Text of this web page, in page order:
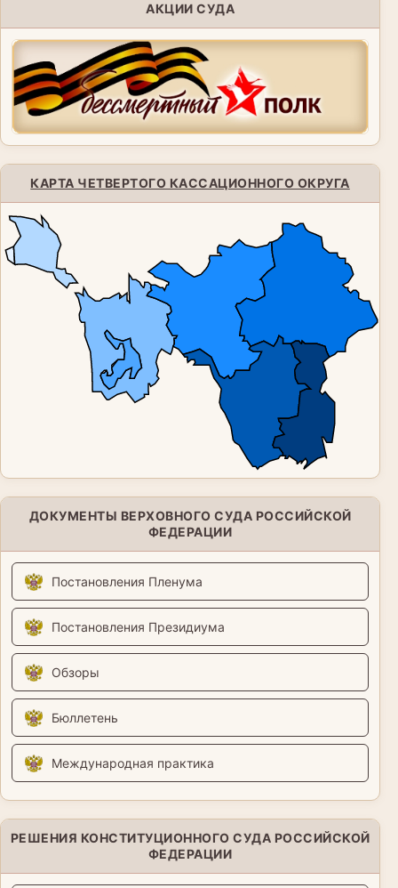
АКЦИИ СУДА
КАРТА ЧЕТВЕРТОГО КАССАЦИОННОГО ОКРУГА
ДОКУМЕНТЫ ВЕРХОВНОГО СУДА РОССИЙСКОЙ
ФЕДЕРАЦИИ
Постановления Пленума
Постановления Президиума
Обзоры
Бюллетень
Международная практика
РЕШЕНИЯ КОНСТИТУЦИОННОГО СУДА РОССИЙСКОЙ
ФЕДЕРАЦИИ